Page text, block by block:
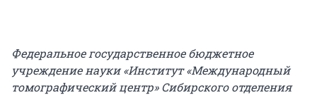
Федеральное государственное бюджетное
учреждение науки «Институт «Международный
томографический центр» Сибирского отделения